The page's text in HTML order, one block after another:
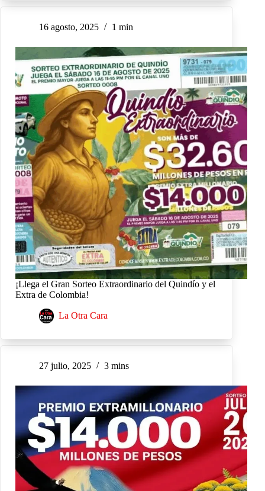
16 agosto, 2025 1 min
¡Llega el Gran Sorteo Extraordinario del Quindío y el
Extra de Colombia!
La Otra Cara
27 julio, 2025 3 mins